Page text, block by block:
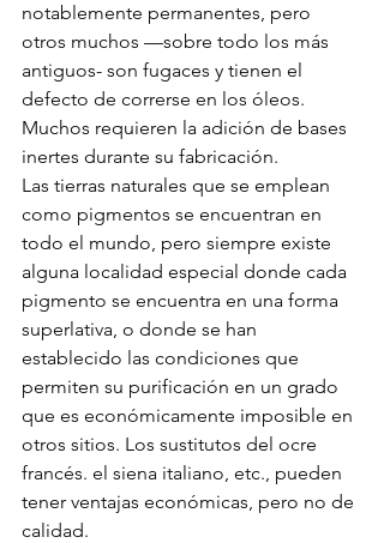
notablemente permanentes, pero
otros muchos —sobre todo los más
antiguos- son fugaces y tienen el
defecto de correrse en los óleos.
Muchos requieren la adición de bases
inertes durante su fabricación.
Las tierras naturales que se emplean
como pigmentos se encuentran en
todo el mundo, pero siempre existe
alguna localidad especial donde cada
pigmento se encuentra en una forma
superlativa, o donde se han
establecido las condiciones que
permiten su purificación en un grado
que es económicamente imposible en
otros sitios. Los sustitutos del ocre
francés. el siena italiano, etc., pueden
tener ventajas económicas, pero no de
calidad.